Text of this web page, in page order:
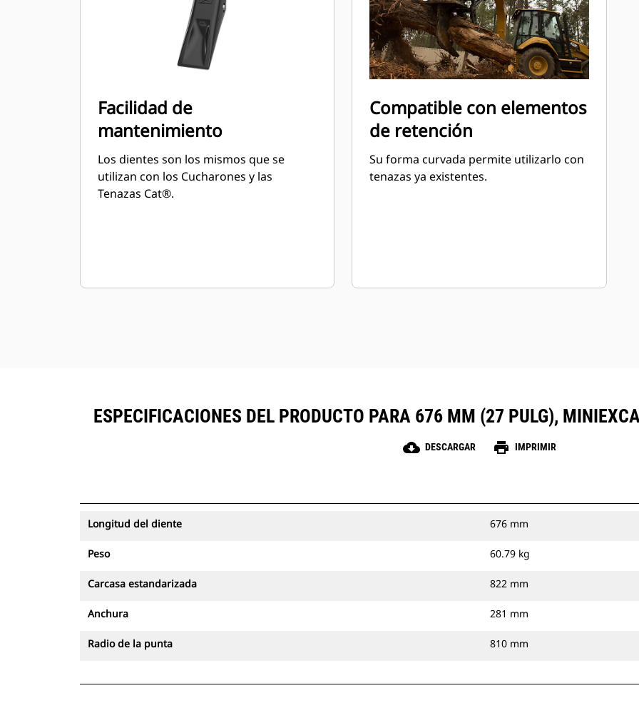
Facilidad de
mantenimiento
Los dientes son los mismos que se
utilizan con los Cucharones y las
Tenazas Cat®.
Compatible con elementos
de retención
Su forma curvada permite utilizarlo con
tenazas ya existentes.
ESPECIFICACIONES DEL PRODUCTO PARA 676 MM (27 PULG),
cloud_download DESCARGAR print IMPRIMIR
Longitud del diente 676 mm
Peso 60.79 kg
Carcasa estandarizada 822 mm
Anchura 281 mm
Radio de la punta 810 mm